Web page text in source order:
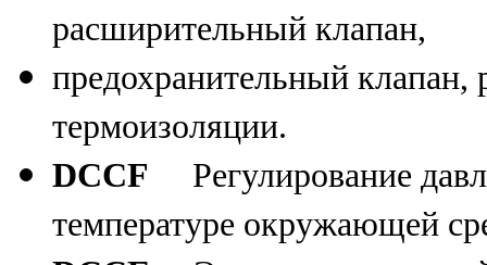
расширительный клапан,
предохранительный
термоизоляции.
DCCF
Регулирование
температуре окружающей